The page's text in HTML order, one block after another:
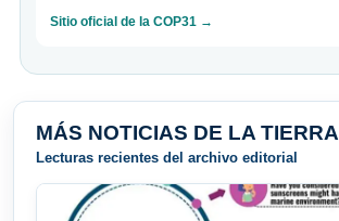
Sitio oficial de la COP31 →
MÁS NOTICIAS DE LA TIERRA
Lecturas recientes del archivo editorial